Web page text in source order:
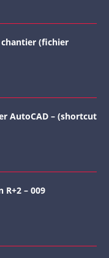
(fichier
AutoCAD – (shortcut
R+2 – 009